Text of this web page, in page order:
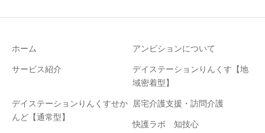
ホーム
アンビションについて
サービス紹介
デイステーションりんくす【地
域密着型】
デイステーションりんくすせか
んど【通常型】
居宅介護支援・訪問介護
快護ラボ 知技心